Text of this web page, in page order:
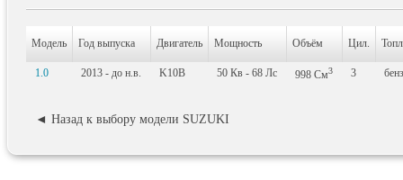
Модель Год выпуска Двигатель Мощность Объём Цил.
1.0 2013 - до н.в. K10B 50 Кв - 68 Лс 998 См3 3
◄ Назад к выбору модели SUZUKI